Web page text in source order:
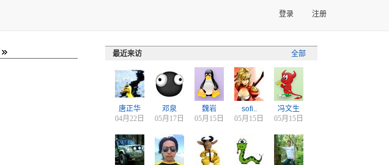
登录 注册
全部
最近来访
唐正华
04月22日
邓泉
05月17日
魏岩
05月15日
sofi..
05月15日
冯文生
05月15日